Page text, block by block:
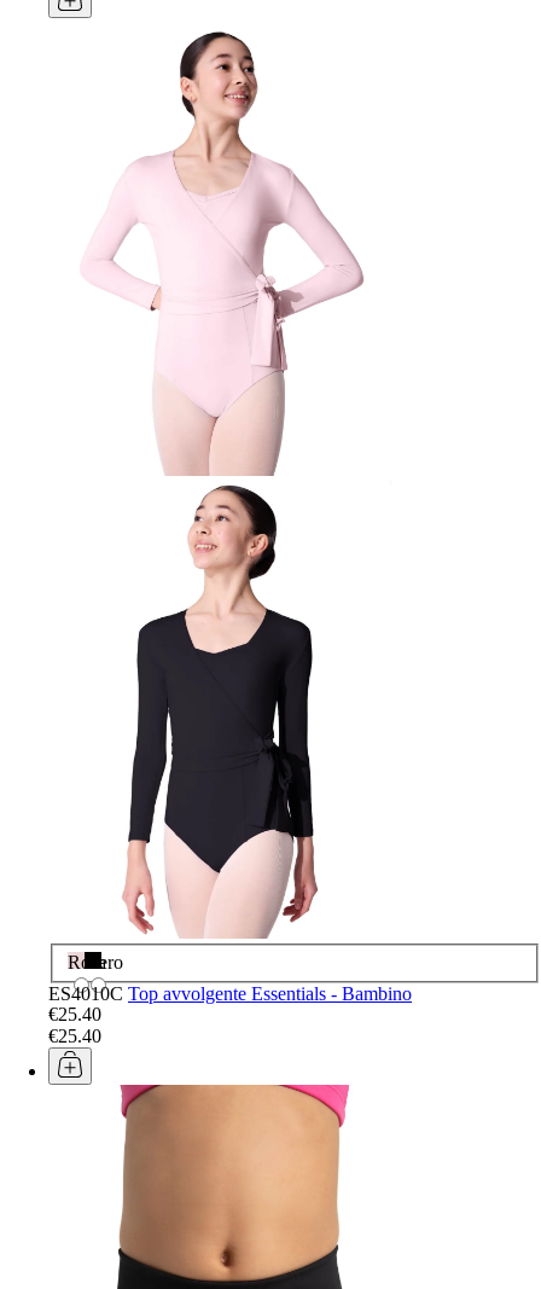
RosaNero
ES4010C Top avvolgente Essentials - Bambino
€25.40
€25.40